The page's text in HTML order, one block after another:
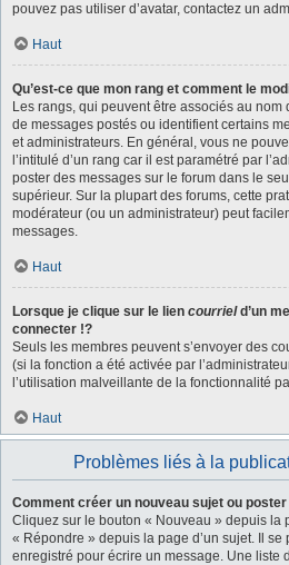
pouvez pas utiliser d’avatar, contactez un
Haut
Qu’est-ce que mon rang et comment le
Les rangs, qui peuvent être associés au nom
de messages postés ou identifient certains
et administrateurs. En général, vous ne
l’intitulé d’un rang car il est paramétré par
poster des messages sur le forum dans le
supérieur. Sur la plupart des forums, cette
modérateur (ou un administrateur) peut
messages.
Haut
Lorsque je clique sur le lien courrield’un
connecter !?
Seuls les membres peuvent s’envoyer des
(si la fonction a été activée par
l’utilisation malveillante de la fonctionnalité
Haut
Problèmes liés à la
Comment créer un nouveau sujet ou
Cliquez sur le bouton « Nouveau » depuis la
« Répondre » depuis la page d’un sujet. Il se
enregistré pour écrire un message. Une liste